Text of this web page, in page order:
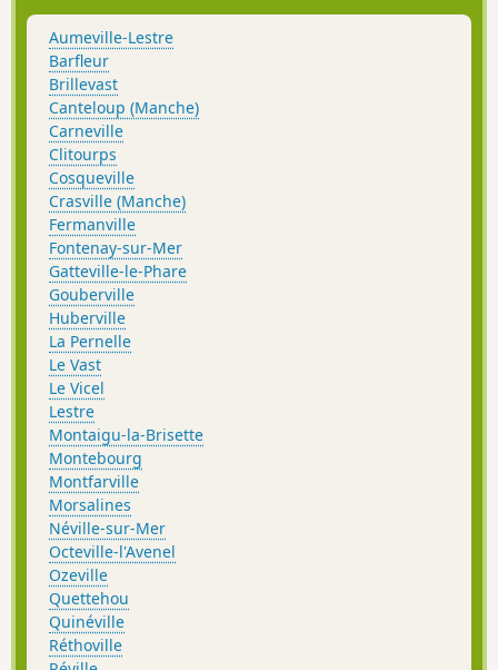
Aumeville-Lestre
Barfleur
Brillevast
Canteloup (Manche)
Carneville
Clitourps
Cosqueville
Crasville (Manche)
Fermanville
Fontenay-sur-Mer
Gatteville-le-Phare
Gouberville
Huberville
La Pernelle
Le Vast
Le Vicel
Lestre
Montaigu-la-Brisette
Montebourg
Montfarville
Morsalines
Néville-sur-Mer
Octeville-l'Avenel
Ozeville
Quettehou
Quinéville
Réthoville